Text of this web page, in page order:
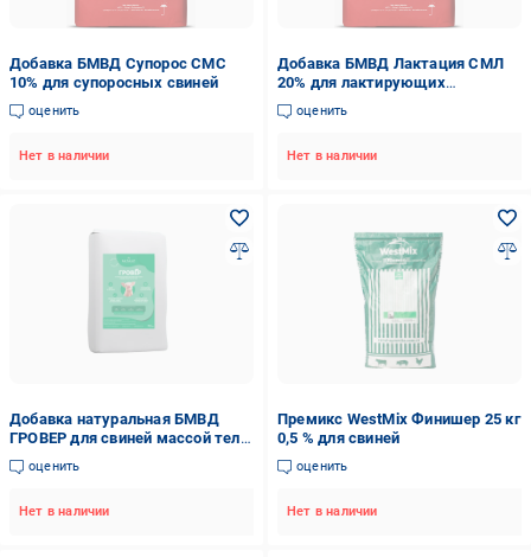
Добавка БМВД Супорос СМС
10% для супоросных свиней
оценить
Нет в наличии
Добавка БМВД Лактация СМЛ
20% для лактирующих
свиноматок
оценить
Нет в наличии
Добавка натуральная БМВД
ГРОВЕР для свиней массой тела
35-65 кг
оценить
Нет в наличии
Премикс WestMix Финишер 25 кг
0,5 % для свиней
оценить
Нет в наличии